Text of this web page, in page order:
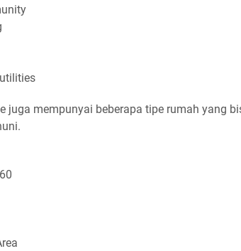
juga mempunyai beberapa tipe rumah yang